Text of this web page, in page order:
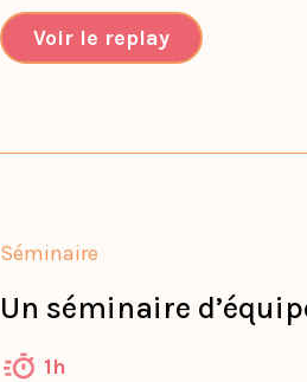
Voir le replay
Séminaire
Un séminaire
1h